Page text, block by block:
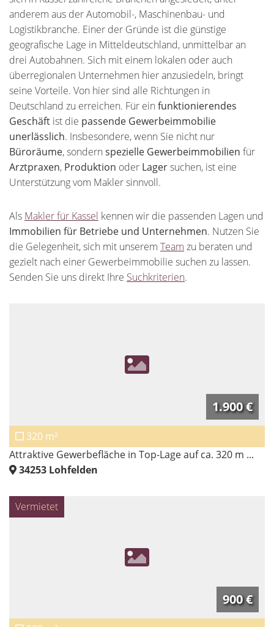
anderem aus der Automobil-, Maschinenbau- und
Logistikbranche. Einer der Gründe ist die günstige
geografische Lage in Mitteldeutschland, unmittelbar an
drei Autobahnen. Sich mit einem lokalen oder auch
überregionalen Unternehmen hier anzusiedeln, bringt
seine Vorteile. Von hier sind alle Richtungen in
Deutschland zu erreichen. Für ein funktionierendes
Geschäft ist die passende Gewerbeimmobilie
unerlässlich. Insbesondere, wenn Sie nicht nur
Büroräume, sondern spezielle Gewerbeimmobilien für
Arztpraxen, Produktion oder Lagersuchen, ist eine
Unterstützung vom Makler sinnvoll.
Als Makler für Kassel kennen wir die passenden Lagen und
Immobilien für Betriebe und Unternehmen. Nutzen Sie
die Gelegenheit, sich mit unserem Team zu beraten und
gezielt nach einer Gewerbeimmobilie suchen zu lassen.
Senden Sie uns direkt Ihre Suchkriterien.
1.900 €
320 m²
Attraktive Gewerbefläche in Top-Lage auf ca. 320 m ...
34253 Lohfelden
Vermietet
900 €